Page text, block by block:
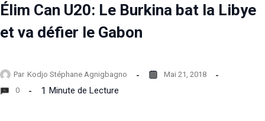
Élim Can U20: Le Burkina bat la Libye
et va défier le Gabon
Par Kodjo Stéphane Agnigbagno
Mai 21, 2018
0
1 Minute de Lecture